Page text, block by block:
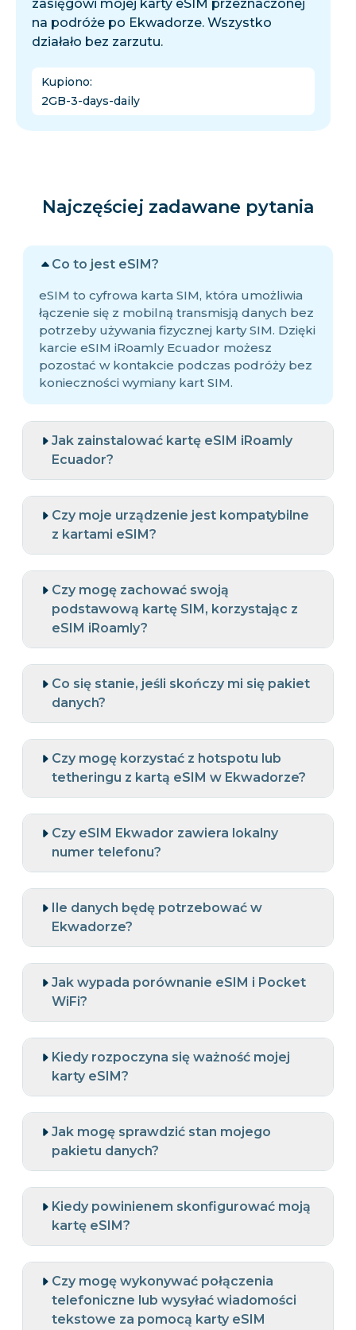
zasięgowi mojej karty eSIM przeznaczonej
na podróże po Ekwadorze. Wszystko
działało bez zarzutu.
Kupiono:
2GB-3-days-daily
Najczęściej zadawane pytania
Co to jest eSIM?
eSIM to cyfrowa karta SIM, która umożliwia
łączenie się z mobilną transmisją danych bez
potrzeby używania fizycznej karty SIM. Dzięki
karcie eSIM iRoamly Ecuador możesz
pozostać w kontakcie podczas podróży bez
konieczności wymiany kart SIM.
Jak zainstalować kartę eSIM iRoamly
Ecuador?
Czy moje urządzenie jest kompatybilne
z kartami eSIM?
Czy mogę zachować swoją
podstawową kartę SIM, korzystając z
eSIM iRoamly?
Co się stanie, jeśli skończy mi się pakiet
danych?
Czy mogę korzystać z hotspotu lub
tetheringu z kartą eSIM w Ekwadorze?
Czy eSIM Ekwador zawiera lokalny
numer telefonu?
Ile danych będę potrzebować w
Ekwadorze?
Jak wypada porównanie eSIM i Pocket
WiFi?
Kiedy rozpoczyna się ważność mojej
karty eSIM?
Jak mogę sprawdzić stan mojego
pakietu danych?
Kiedy powinienem skonfigurować moją
kartę eSIM?
Czy mogę wykonywać połączenia
telefoniczne lub wysyłać wiadomości
tekstowe za pomocą karty eSIM